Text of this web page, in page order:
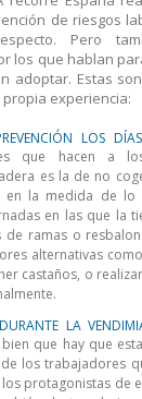
de riesgos
Pero
los que hablan
adoptar. Estas
experiencia:
LOS
que hacen a
es la de no
en la medida de lo
en las que la
de ramas o
alternativas
castaños, o
LA
que hay que
los trabajadores
protagonistas de